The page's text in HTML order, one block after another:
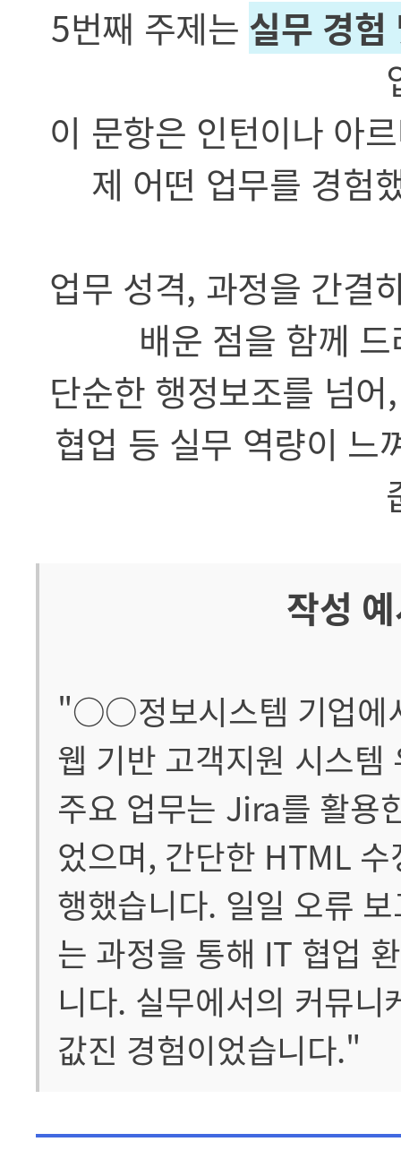
5번째 주제는 실무 경험
이 문항은 인턴이나 아
제 어떤 업무를 경험
업무 성격, 과정을 간결
배운 점을 함께
단순한 행정보조를 넘
협업 등 실무 역량이 느
작성
"○○정보시스템 기업에
웹 기반 고객지원 시스
주요 업무는 Jira를 활용
었으며, 간단한 HTML
행했습니다. 일일 오류
는 과정을 통해 IT 협업
니다. 실무에서의 커뮤
값진 경험이었습니다."